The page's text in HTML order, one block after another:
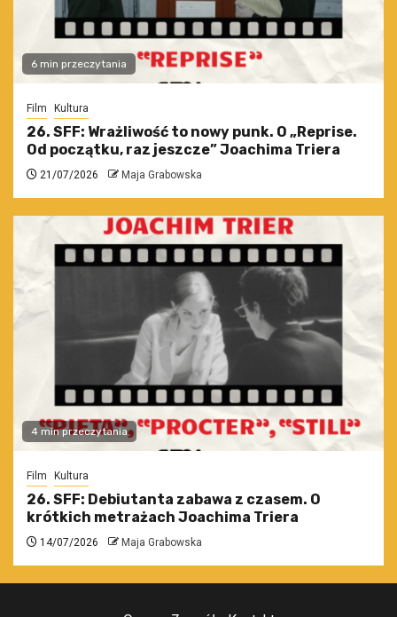
6 min przeczytania
Film Kultura
26. SFF: Wrażliwość to nowy punk. O „Reprise.
Od początku, raz jeszcze” Joachima Triera
21/07/2026 Maja Grabowska
4 min przeczytania
Film Kultura
26. SFF: Debiutanta zabawa z czasem. O
krótkich metrażach Joachima Triera
14/07/2026 Maja Grabowska